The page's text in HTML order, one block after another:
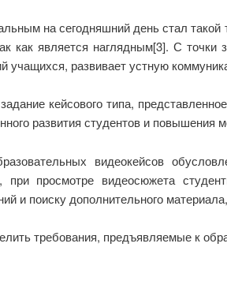
на сегодняшний день стал
как является наглядным[3]. С точки
развивает устную
кейсового типа,
развития студентов и повышения
видеокейсов
при просмотре видеосюжета
и поиску дополнительного
требования, предъявляемые к